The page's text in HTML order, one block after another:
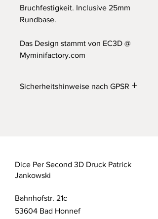
Bruchfestigkeit. Inclusive 25mm
Rundbase.
Das Design stammt von EC3D @
Myminifactory.com
Sicherheitshinweise nach GPSR
Dieses Produkt wurde im SLA 3D
Druck Verfahren aus UV Resin
aktuellem Stand der Technik gereinigt
und mit UV Licht ausgehärtet.
Dice Per Second 3D Druck Patrick
Jankowski
Bahnhofstr. 21c
53604 Bad Honnef